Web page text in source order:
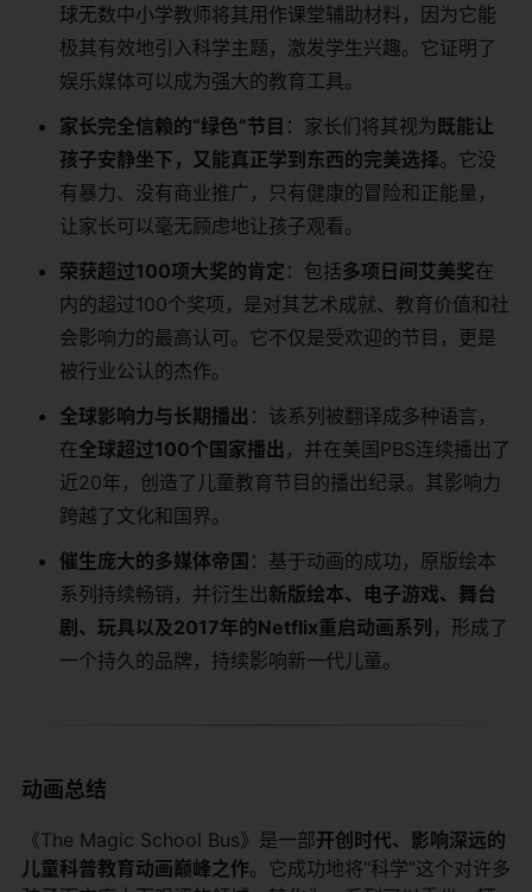
球无数中小学教师将其用作课堂辅助材料，因为它能
极其有效地引入科学主题，激发学生兴趣。它证明了
娱乐媒体可以成为强大的教育工具。
家长完全信赖的“绿色”节目 ：家长们将其视为既能让
孩子安静坐下，又能真正学到东西的完美选择。它没
有暴力、没有商业推广，只有健康的冒险和正能量，
让家长可以毫无顾虑地让孩子观看。
荣获超过100项大奖的肯定 ：包括多项日间艾美奖在
内的超过100个奖项，是对其艺术成就、教育价值和社
会影响力的最高认可。它不仅是受欢迎的节目，更是
被行业公认的杰作。
全球影响力与长期播出 ：该系列被翻译成多种语言，
在全球超过100个国家播出 ，并在美国PBS连续播出了
近20年，创造了儿童教育节目的播出纪录。其影响力
跨越了文化和国界。
催生庞大的多媒体帝国 ：基于动画的成功，原版绘本
系列持续畅销，并衍生出新版绘本、电子游戏、舞台
剧、玩具以及2017年的Netflix重启动画系列 ，形成了
一个持久的品牌，持续影响新一代儿童。
动画总结
《The Magic School Bus》是一部开创时代、影响深远的
儿童科普教育动画巅峰之作。它成功地将“科学”这个对许多